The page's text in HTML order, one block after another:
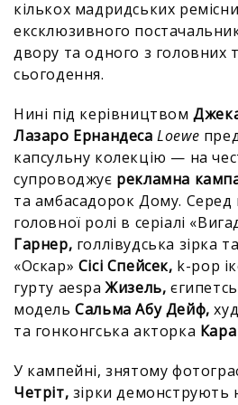
кількох мадридських
ексклюзивного
двору та одного з головних
сьогодення.
Нині під керівництвом
Лазаро Ернандеса Loewe
капсульну колекцію — на
супроводжує рекламна
та амбасадорок Дому.
головної ролі в серіалі
Гарнер, голлівудська зірка
«Оскар» Сісі Спейсек, k-pop
гурту aespaЖизель,
модельСальма Абу Дейф,
та гонконгська акторка
У кампейні, знятому
Четріт, зірки демонструють